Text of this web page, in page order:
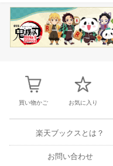
買い物かご お気に入り
楽天ブックスとは？
お問い合わせ